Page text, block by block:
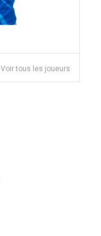
Voir tous les joueurs